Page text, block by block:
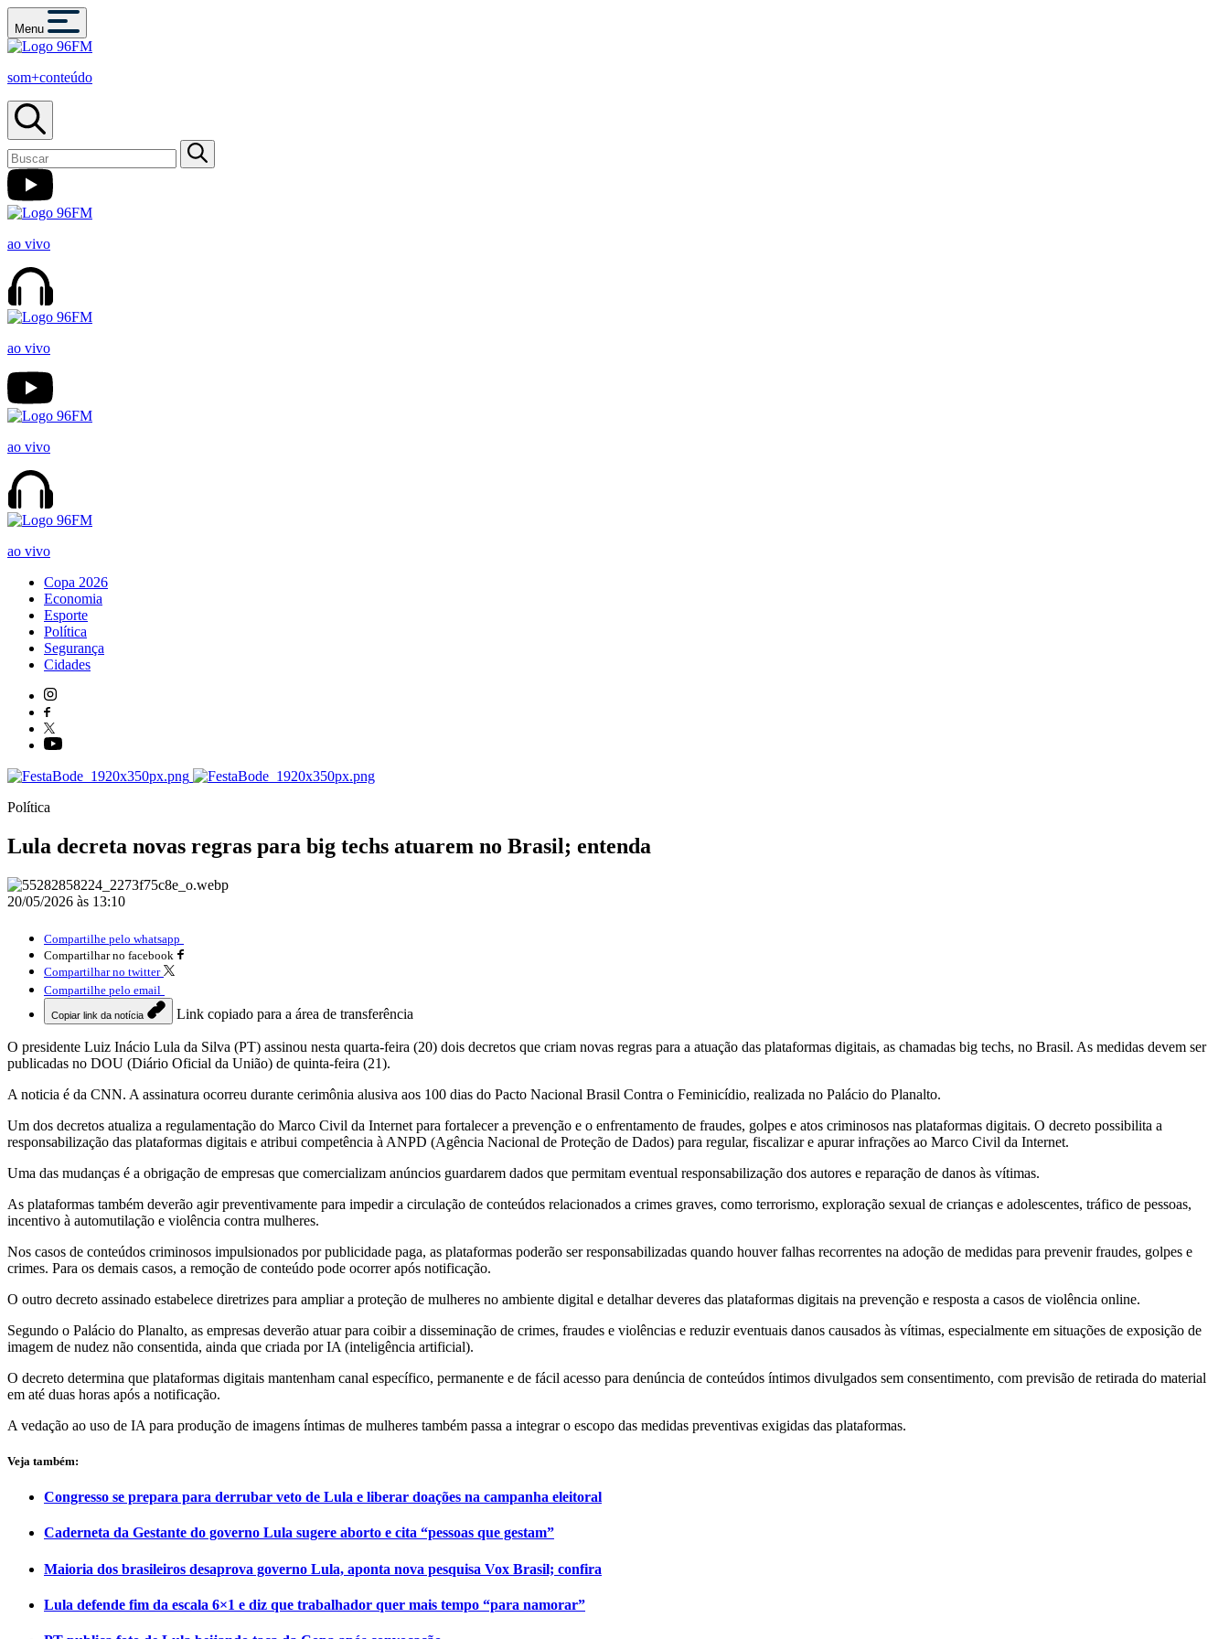
Menu
som+conteúdo
ao vivo
ao vivo
ao vivo
ao vivo
Copa 2026
Economia
Esporte
Política
Segurança
Cidades
Política
Lula decreta novas regras para big techs atuarem no Brasil; entenda
20/05/2026 às 13:10
Compartilhe pelo whatsapp
Compartilhar no facebook
Compartilhar no twitter
Compartilhe pelo email
Copiar link da notícia Link copiado para a área de transferência
O presidente Luiz Inácio Lula da Silva (PT) assinou nesta quarta-feira (20) dois decretos que criam novas regras para a atuação das plataformas digitais, as chamadas big techs, no Brasil. As medidas devem ser
publicadas no DOU (Diário Oficial da União) de quinta-feira (21).
A noticia é da CNN. A assinatura ocorreu durante cerimônia alusiva aos 100 dias do Pacto Nacional Brasil Contra o Feminicídio, realizada no Palácio do Planalto.
Um dos decretos atualiza a regulamentação do Marco Civil da Internet para fortalecer a prevenção e o enfrentamento de fraudes, golpes e atos criminosos nas plataformas digitais. O decreto possibilita a
responsabilização das plataformas digitais e atribui competência à ANPD (Agência Nacional de Proteção de Dados) para regular, fiscalizar e apurar infrações ao Marco Civil da Internet.
Uma das mudanças é a obrigação de empresas que comercializam anúncios guardarem dados que permitam eventual responsabilização dos autores e reparação de danos às vítimas.
As plataformas também deverão agir preventivamente para impedir a circulação de conteúdos relacionados a crimes graves, como terrorismo, exploração sexual de crianças e adolescentes, tráfico de pessoas,
incentivo à automutilação e violência contra mulheres.
Nos casos de conteúdos criminosos impulsionados por publicidade paga, as plataformas poderão ser responsabilizadas quando houver falhas recorrentes na adoção de medidas para prevenir fraudes, golpes e
crimes. Para os demais casos, a remoção de conteúdo pode ocorrer após notificação.
O outro decreto assinado estabelece diretrizes para ampliar a proteção de mulheres no ambiente digital e detalhar deveres das plataformas digitais na prevenção e resposta a casos de violência online.
Segundo o Palácio do Planalto, as empresas deverão atuar para coibir a disseminação de crimes, fraudes e violências e reduzir eventuais danos causados às vítimas, especialmente em situações de exposição de
imagem de nudez não consentida, ainda que criada por IA (inteligência artificial).
O decreto determina que plataformas digitais mantenham canal específico, permanente e de fácil acesso para denúncia de conteúdos íntimos divulgados sem consentimento, com previsão de retirada do material
em até duas horas após a notificação.
A vedação ao uso de IA para produção de imagens íntimas de mulheres também passa a integrar o escopo das medidas preventivas exigidas das plataformas.
Veja também:
Congresso se prepara para derrubar veto de Lula e liberar doações na campanha eleitoral
Caderneta da Gestante do governo Lula sugere aborto e cita “pessoas que gestam”
Maioria dos brasileiros desaprova governo Lula, aponta nova pesquisa Vox Brasil; confira
Lula defende fim da escala 6×1 e diz que trabalhador quer mais tempo “para namorar”